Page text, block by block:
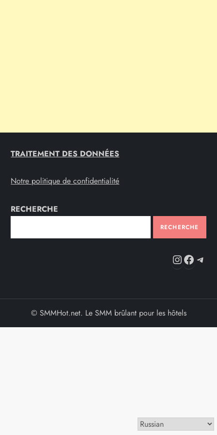
TRAITEMENT DES DONNÉES
Notre politique de confidentialité
RECHERCHE
RECHERCHE
© SMMHot.net. Le SMM brûlant pour les hôtels